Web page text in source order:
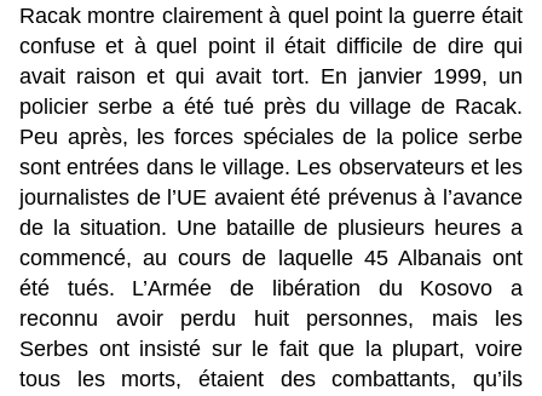
Racak montre clairement à quel point la guerre était
confuse et à quel point il était difficile de dire qui
avait raison et qui avait tort. En janvier 1999, un
policier serbe a été tué près du village de Racak.
Peu après, les forces spéciales de la police serbe
sont entrées dans le village. Les observateurs et les
journalistes de l’UE avaient été prévenus à l’avance
de la situation. Une bataille de plusieurs heures a
commencé, au cours de laquelle 45 Albanais ont
été tués. L’Armée de libération du Kosovo a
reconnu avoir perdu huit personnes, mais les
Serbes ont insisté sur le fait que la plupart, voire
tous les morts, étaient des combattants, qu’ils